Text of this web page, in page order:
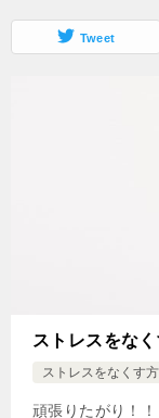
Tweet
ストレスをな
ストレスをなくす
頑張りたがり！